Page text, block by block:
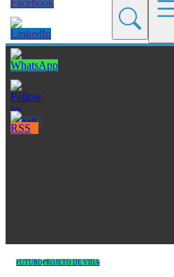
Quem Somos
FUTUROPROJETO DE VIDA